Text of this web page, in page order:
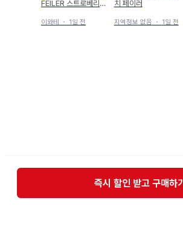
FEILER 스트로베리
이와테 ・ 1일 전
치 페이러
지역정보 없음 ・ 1일 전
즉시 할인 받고 구매하기